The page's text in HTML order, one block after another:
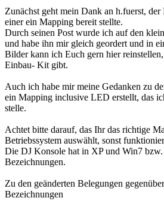
Zunächst geht mein Dank an h.fuerst,
einer ein Mapping bereit stellte.
Durch seinen Post wurde ich auf den
und habe ihn mir gleich geordert und in
Bilder kann ich Euch gern hier
Einbau- Kit gibt.
Auch ich habe mir meine Gedanken zu
ein Mapping inclusive LED erstellt, das
stelle.
Achtet bitte darauf, das Ihr das richtige
Betriebssystem auswählt, sonst
Die DJ Konsole hat in XP und Win7
Bezeichnungen.
Zu den geänderten Belegungen
Bezeichnungen